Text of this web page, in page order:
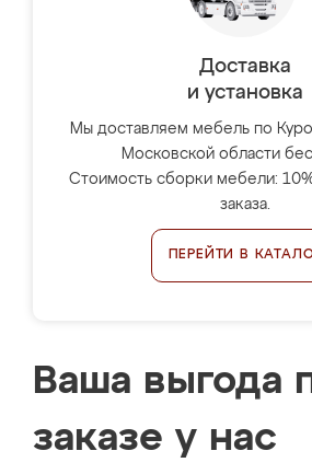
Доставка
и установка
Мы доставляем мебель по
Московской области
Стоимость сборки мебели:
заказа.
ПЕРЕЙТИ В
Ваша выгода
заказе у нас